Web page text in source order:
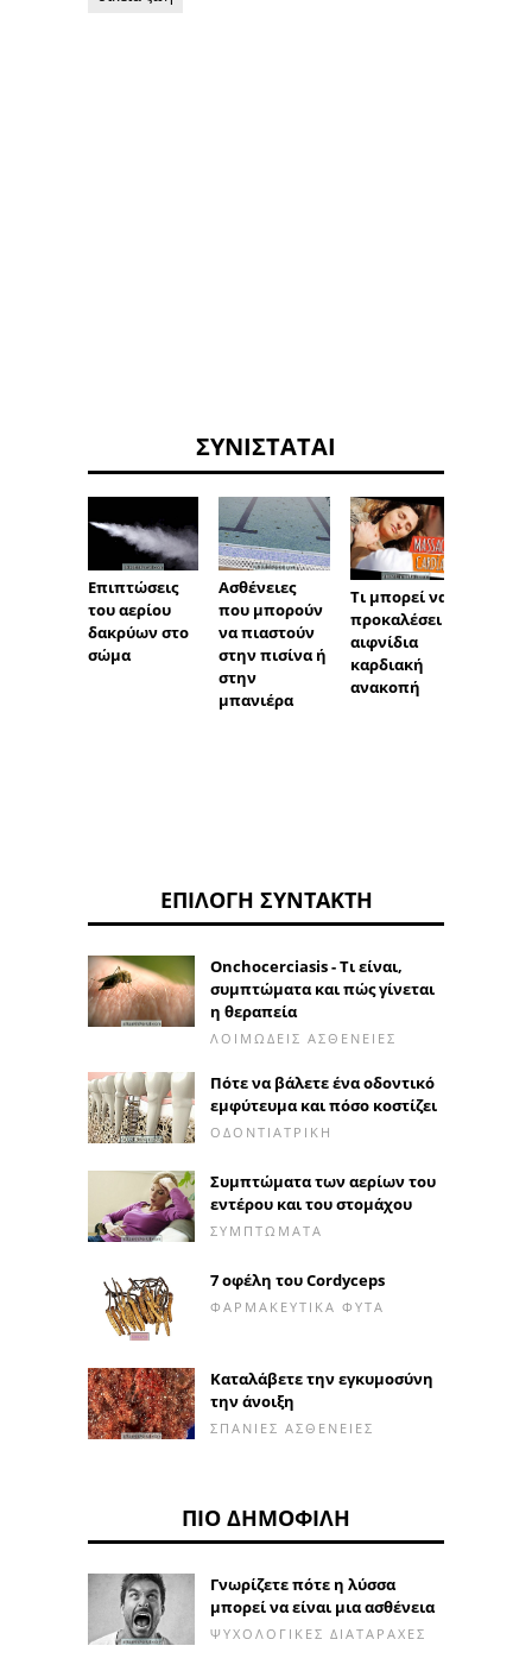
ΣΥΝΙΣΤΆΤΑΙ
Επιπτώσεις
του αερίου
δακρύων στο
σώμα
Ασθένειες
που μπορούν
να πιαστούν
στην πισίνα ή
στην
μπανιέρα
Τι μπορεί να
προκαλέσει
αιφνίδια
καρδιακή
ανακοπή
ΕΠΙΛΟΓΉ ΣΥΝΤΆΚΤΗ
Onchocerciasis - Τι είναι,
συμπτώματα και πώς γίνεται
η θεραπεία
ΛΟΙΜΏΔΕΙΣ ΑΣΘΈΝΕΙΕΣ
Πότε να βάλετε ένα οδοντικό
εμφύτευμα και πόσο κοστίζει
ΟΔΟΝΤΙΑΤΡΙΚΉ
Συμπτώματα των αερίων του
εντέρου και του στομάχου
ΣΥΜΠΤΏΜΑΤΑ
7 οφέλη του Cordyceps
ΦΑΡΜΑΚΕΥΤΙΚΆ ΦΥΤΆ
Καταλάβετε την εγκυμοσύνη
την άνοιξη
ΣΠΆΝΙΕΣ ΑΣΘΈΝΕΙΕΣ
ΠΙΟ ΔΗΜΟΦΙΛΉ
Γνωρίζετε πότε η λύσσα
μπορεί να είναι μια ασθένεια
ΨΥΧΟΛΟΓΙΚΈΣ ΔΙΑΤΑΡΑΧΈΣ